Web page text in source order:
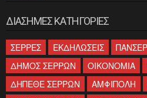
ΔΙΑΣΗΜΕΣ ΚΑΤΗΓΟΡΙΕΣ
ΣΕΡΡΕΣ ΕΚΔΗΛΩΣΕΙΣ
ΔΗΜΟΣ ΣΕΡΡΩΝ
ΟΙΚΟΝΟΜΙΑ
ΔΗΠΕΘΕ ΣΕΡΡΩΝ
ΑΜΦΙΠΟΛΗ